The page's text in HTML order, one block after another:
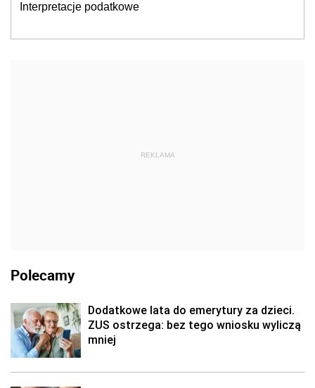
Interpretacje podatkowe
REKLAMA
Polecamy
Dodatkowe lata do emerytury za dzieci.
ZUS ostrzega: bez tego wniosku wyliczą
mniej